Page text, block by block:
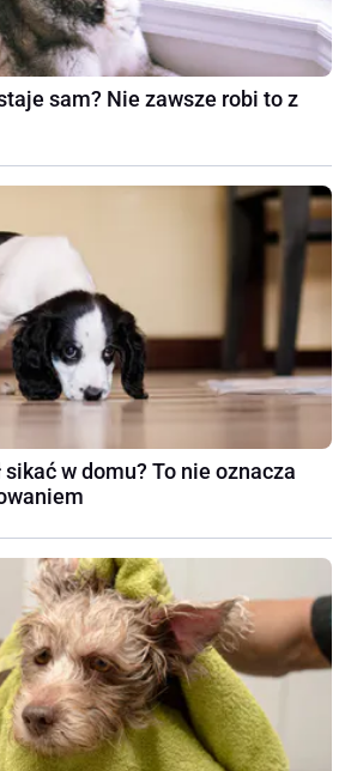
sam? Nie zawsze robi to z
sikać w domu? To nie oznacza